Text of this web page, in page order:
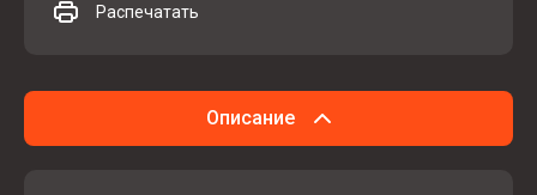
Распечатать
Описание